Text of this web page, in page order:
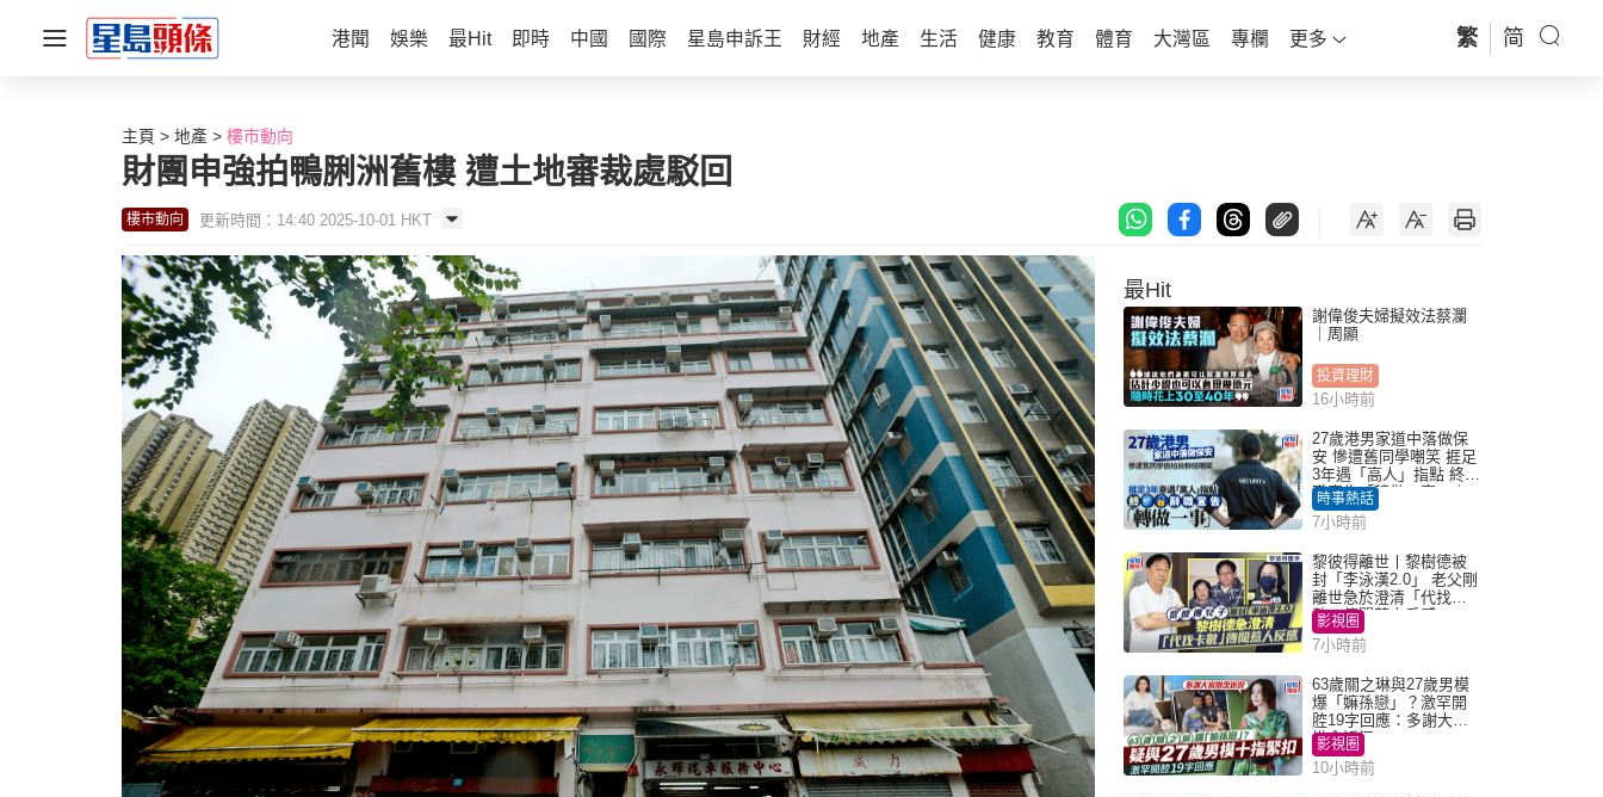
港聞 娛樂 最Hit 即時 中國 國際 星島申訴王 財經 地產 生活 健康 教育 體育 大灣區 專欄 更多 繁 简
主頁 地產 樓市動向
財團申強拍鴨脷洲舊樓 遭土地審裁處駁回
樓市動向 更新時間：14:40 2025-10-01 HKT
最Hit
謝偉俊夫婦擬效法蔡瀾
｜周顯
投資理財
16小時前
27歲港男家道中落做保
安 慘遭舊同學嘲笑 捱足
3年遇「高人」指點 終辭
職宣告「轉做一事」｜
Juicy叮
時事熱話
7小時前
黎彼得離世丨黎樹德被
封「李泳漢2.0」 老父剛
離世急於澄清「代找卡
數」傳聞惹人反感
影視圈
7小時前
63歲關之琳與27歲男模
爆「嫲孫戀」？激罕開
腔19字回應：多謝大家
掛念近況
影視圈
10小時前